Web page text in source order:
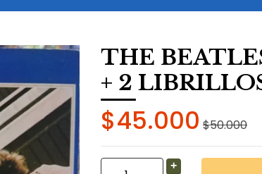
THE
+ 2
$45.000 $50.000
+